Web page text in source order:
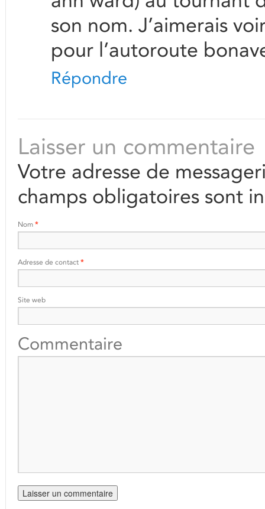
son nom. J’aimerais
pour l’autoroute
Répondre
Laisser un commentaire
Votre adresse de
champs obligatoires sont
Nom *
Adresse de contact *
Site web
Commentaire